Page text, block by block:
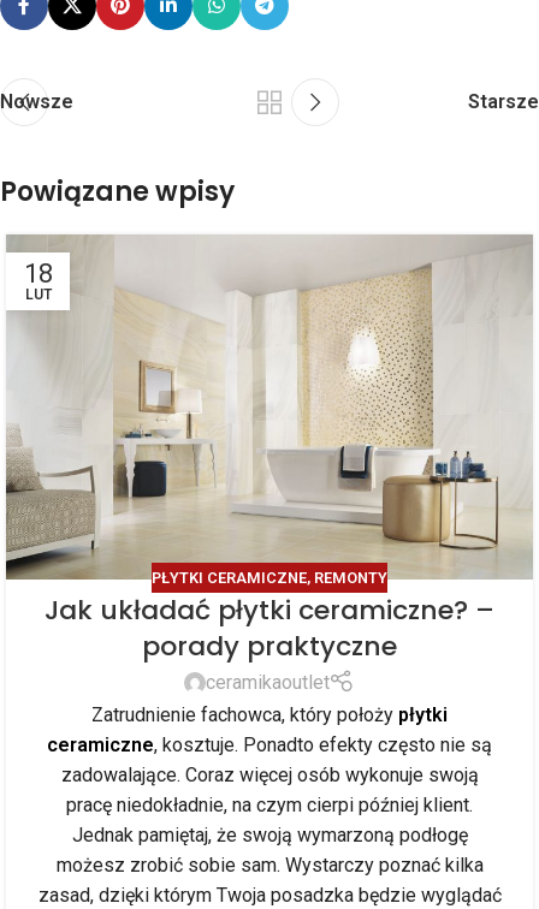
Nowsze Starsze
Powiązane wpisy
18
LUT
PŁYTKI CERAMICZNE, REMONTY
Jak układać płytki ceramiczne? –
porady praktyczne
ceramikaoutlet
Zatrudnienie fachowca, który położy płytki
ceramiczne, kosztuje. Ponadto efekty często nie są
zadowalające. Coraz więcej osób wykonuje swoją
pracę niedokładnie, na czym cierpi później klient.
Jednak pamiętaj, że swoją wymarzoną podłogę
możesz zrobić sobie sam. Wystarczy poznać kilka
zasad, dzięki którym Twoja posadzka będzie wyglądać